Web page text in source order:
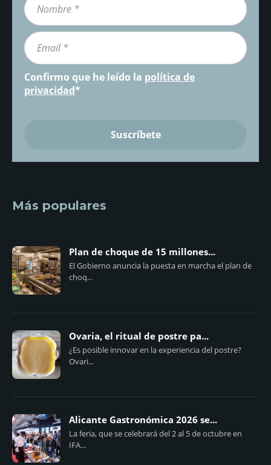
Confirmo que he leído la política de
privacidad*
Más populares
Plan de choque de 15 millones...
El Gobierno anuncia la puesta en marcha el plan de
choq...
Ovaria, el ritual de postre pa...
¿Es posible innovar en la experiencia del postre?
Ovari...
Alicante Gastronómica 2026 se...
La feria, que se celebrará del 2 al 5 de octubre en
IFA...